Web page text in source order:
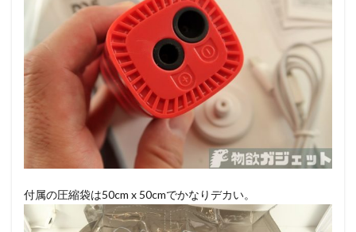
付属の圧縮袋は50cm x 50cmでかなりデカい。